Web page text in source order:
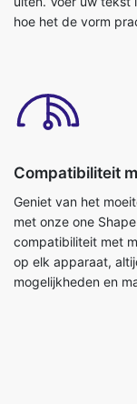
hoe het de vorm
Compatibiliteit
Geniet van het
met onze one
compatibiliteit met
op elk apparaat,
mogelijkheden en